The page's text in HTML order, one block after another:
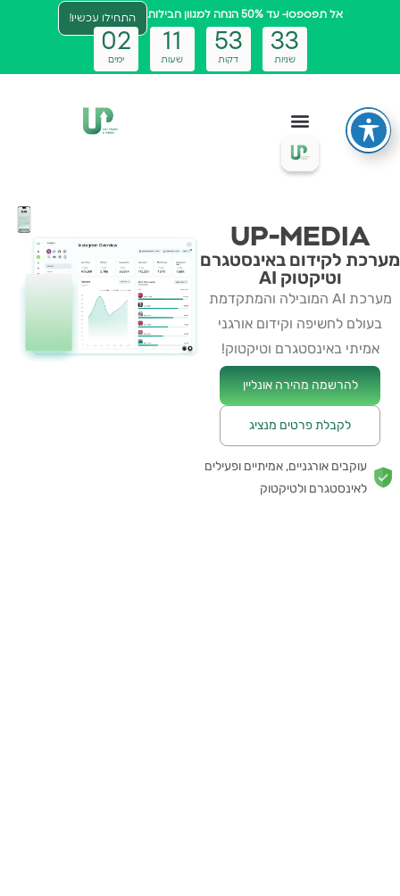
02
ימים
1 1
שעות
53
דקות
30
שניות
אל תפספסו- עד 50% הנחה למגוון חבילות התחילו עכשיו!
UP-MEDIA
מערכת לקידום באינסטגרם
וטיקטוק AI
מערכת AI המובילה והמתקדמת
בעולם לחשיפה וקידום אורגני
אמיתי באינסטגרם וטיקטוק!
להרשמה מהירה אונליין
לקבלת פרטים מנציג
עוקבים אורגניים, אמיתיים ופעילים
לאינסטגרם ולטיקטוק